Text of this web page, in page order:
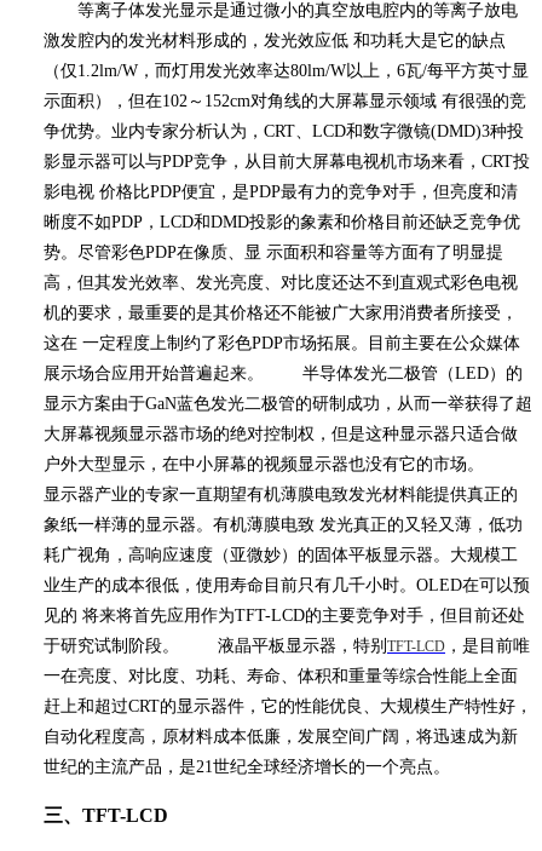
等离子体发光显示是通过微小的真空放电腔内的等离子放电
激发腔内的发光材料形成的，发光效应低 和功耗大是它的缺点
（仅 1.2lm/W ，而灯用发光效率达80lm/W以上， 6瓦/每平方英寸显
示面积），但在102 ～ 152cm对角线的大屏幕显示领域 有很强的竞
争优势。业内专家分析认为， CRT LCD和数字微镜(DMD)3种投
影显示器可以与PDP竞争，从目前大屏幕电视机市场来看， CRT投
影电视 价格比PDP便宜，是PDP最有力的竞争对手，但亮度和清
晰度不如PDP ， LCD和DMD投影的象素和价格目前还缺乏竞争优
势。尽管彩色PDP在像质、显 示面积和容量等方面有了明显提
高，但其发光效率、发光亮度、对比度还达不到直观式彩色电视
机的要求，最重要的是其价格还不能被广大家用消费者所接受，
这在 一定程度上制约了彩色PDP市场拓展。目前主要在公众媒体
展示场合应用开始普遍起来。 半导体发光二极管（LED）的
显示方案由于GaN蓝色发光二极管的研制成功，从而一举获得了超
大屏幕视频显示器市场的绝对控制权，但是这种显示器只适合做
户外大型显示，在中小屏幕的视频显示器也没有它的市场。
显示器产业的专家一直期望有机薄膜电致发光材料能提供真正的
象纸一样薄的显示器。有机薄膜电致 发光真正的又轻又薄，低功
耗广视角，高响应速度（亚微妙）的固体平板显示器。大规模工
业生产的成本很低，使用寿命目前只有几千小时。 OLED在可以预
见的 将来将首先应用作为TFT-LCD的主要竞争对手，但目前还处
于研究试制阶段。 液晶平板显示器，特别 TFT-LCD ，是目前唯
一在亮度、对比度、功耗、寿命、体积和重量等综合性能上全面
赶上和超过CRT的显示器件，它的性能优良、大规模生产特性好，
自动化程度高，原材料成本低廉，发展空间广阔，将迅速成为新
世纪的主流产品，是21世纪全球经济增长的一个亮点。
三、 TFT-LCD